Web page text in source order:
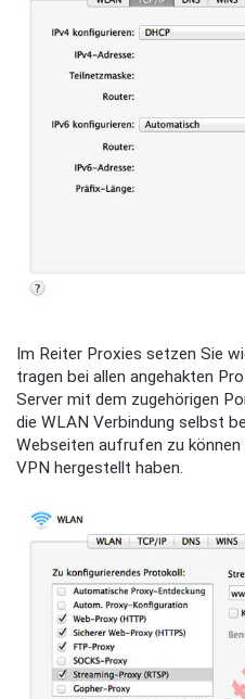
Im Reiter Proxies setzen Sie
tragen bei allen angehakten
Server mit dem zugehörigen
die WLAN Verbindung selbst
Webseiten aufrufen zu können
VPN hergestellt haben.